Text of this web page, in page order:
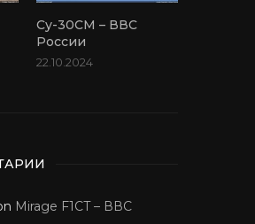
Су-30СМ – ВВС
России
22.10.2024
Mirage F1CT – ВВС